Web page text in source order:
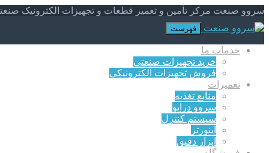
سروو صنعت مرکز تأمین و تعمیر قطعات و تجهیزات الکترونیک
فهرست
خدمات ما
خرید تجهیزات صنعتی
فروش تجهیزات الکترونیکی
تعمیرات
منابع تغذیه
سروو درایو
سیستم کنترل
اینورتر
ابزار دقیق